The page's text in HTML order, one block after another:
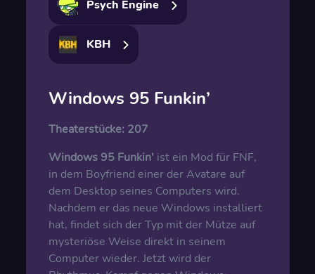
Psych Engine
KBH
Windows 95 Funkin’
Theaterstücke: 207
Windows 95 Funkin' ist ein Mod für FNF,
in dem Boyfriend einer der Avatare auf
dem Desktop seines Computers wird.
Nachdem er das neue Windows installiert
hat, findet sich der Typ mit der Mütze auf
mysteriöse Weise direkt in seinem
Computer wieder. Jetzt wird der